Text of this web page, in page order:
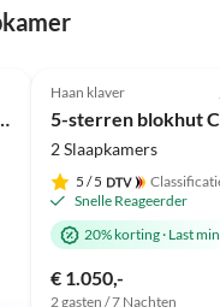
Goldberg
Haan klaver
2 Slaapkamers
5 / 5
Snelle Reageerder
20% korting· Last
€ 1.050,-
2 gasten / 7 Nachten